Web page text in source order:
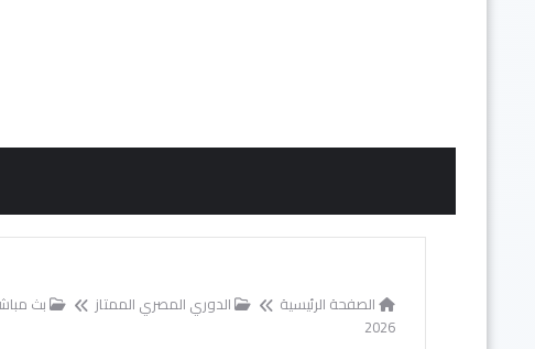
الصفحة الرئيسية الدوري المصري الممتاز بث
2026